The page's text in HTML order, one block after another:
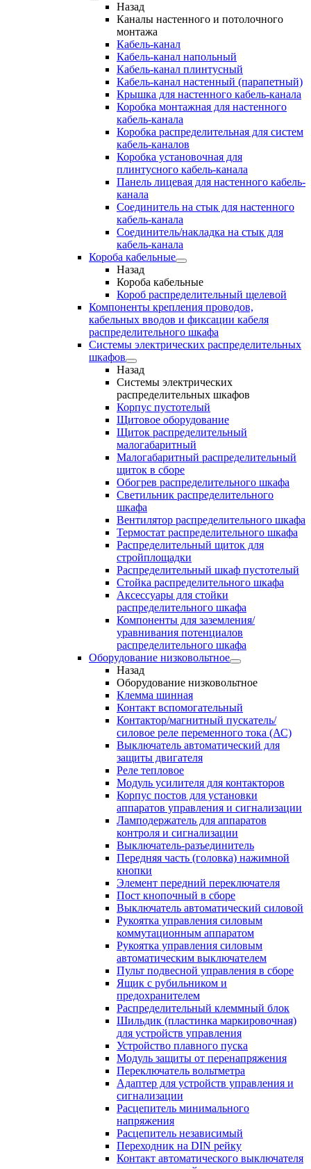
Назад
Каналы настенного и потолочного
монтажа
Кабель-канал
Кабель-канал напольный
Кабель-канал плинтусный
Кабель-канал настенный (парапетный)
Крышка для настенного кабель-канала
Коробка монтажная для настенного
кабель-канала
Коробка распределительная для систем
кабель-каналов
Коробка установочная для
плинтусного кабель-канала
Панель лицевая для настенного кабель-
канала
Соединитель на стык для настенного
кабель-канала
Соединитель/накладка на стык для
кабель-канала
Короба кабельные
Назад
Короба кабельные
Короб распределительный щелевой
Компоненты крепления проводов,
кабельных вводов и фиксации кабеля
распределительного шкафа
Системы электрических распределительных
шкафов
Назад
Системы электрических
распределительных шкафов
Корпус пустотелый
Щитовое оборудование
Щиток распределительный
малогабаритный
Малогабаритный распределительный
щиток в сборе
Обогрев распределительного шкафа
Светильник распределительного
шкафа
Вентилятор распределительного шкафа
Термостат распределительного шкафа
Распределительный щиток для
стройплощадки
Распределительный шкаф пустотелый
Стойка распределительного шкафа
Аксессуары для стойки
распределительного шкафа
Компоненты для заземления/
уравнивания потенциалов
распределительного шкафа
Оборудование низковольтное
Назад
Оборудование низковольтное
Клемма шинная
Контакт вспомогательный
Контактор/магнитный пускатель/
силовое реле переменного тока (АС)
Выключатель автоматический для
защиты двигателя
Реле тепловое
Модуль усилителя для контакторов
Корпус постов для установки
аппаратов управления и сигнализации
Ламподержатель для аппаратов
контроля и сигнализации
Выключатель-разъединитель
Передняя часть (головка) нажимной
кнопки
Элемент передний переключателя
Пост кнопочный в сборе
Выключатель автоматический силовой
Рукоятка управления силовым
коммутационным аппаратом
Рукоятка управления силовым
автоматическим выключателем
Пульт подвесной управления в сборе
Ящик с рубильником и
предохранителем
Распределительный клеммный блок
Шильдик (пластинка маркировочная)
для устройств управления
Устройство плавного пуска
Модуль защиты от перенапряжения
Переключатель вольтметра
Адаптер для устройств управления и
сигнализации
Расцепитель минимального
напряжения
Расцепитель независимый
Переходник на DIN рейку
Контакт автоматического выключателя